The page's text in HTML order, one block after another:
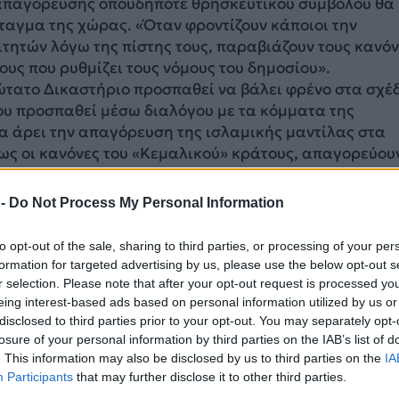
Do Not Process My Personal Information
opt-out of the sale, sharing to third parties, or processing of your
for targeted advertising by us, please use the below opt-out
selection. Please note that after your opt-out request is processed
interest-based ads based on personal information utilized by us
to third parties prior to your opt-out. You may separately
of your personal information by third parties on the IAB’s list of
This information may also be disclosed by us to third parties on the
Participants that may further disclose it to other third parties.
της χώρας. «Όταν φροντίζουν κάποιοι την
λόγω της πίστης τους, παραβιάζουν τους
που ρυθμίζει τους νόμους του δημοσίου».
Δικαστήριο προσπαθεί να βάλει φρένο στα
προσπαθεί μέσω διαλόγου με τα κόμματα της
άρει την απαγόρευση της ισλαμικής μαντίλας στα
οι κανόνες του «Κεμαλικού» κράτους,
στις δημόσιες υπηρεσίες και
συνεργάτης του Ερντογάν δήλωσε χαρακτηριστικά, «
μπορεί να αποφασίσει μόνος του, τι είναι το
Κανείς δεν μπορεί να αγνοήσει την βούληση του
ΔΙΑΦΗΜΙΣΗ